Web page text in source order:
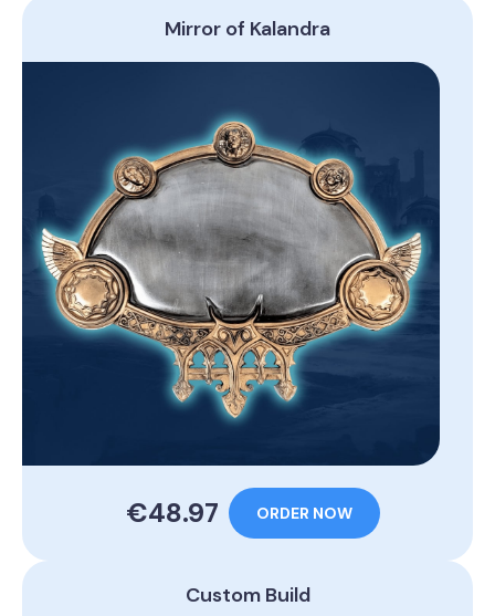
Mirror of Kalandra
€48.97 ORDER NOW
Custom Build